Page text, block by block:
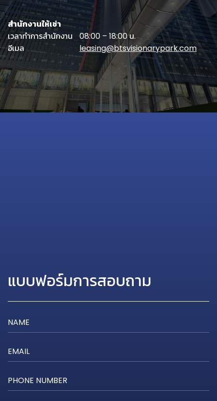
สำนักงานให้เช่า
เวลาทำการสำนักงาน
08:00 – 18:00 น.
อีเมล
leasing@btsvisionarypark.com
แบบฟอร์มการสอบถาม
NAME
EMAIL
PHONE NUMBER